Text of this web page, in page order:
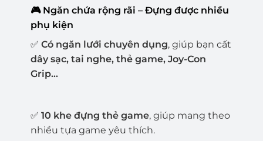
🎮 Ngăn chứa rộng rãi – Đựng được nhiều
phụ kiện
✅ Có ngăn lưới chuyên dụng, giúp bạn cất
dây sạc, tai nghe, thẻ game, Joy-Con
Grip…
✅ 10 khe đựng thẻ game, giúp mang theo
nhiều tựa game yêu thích.